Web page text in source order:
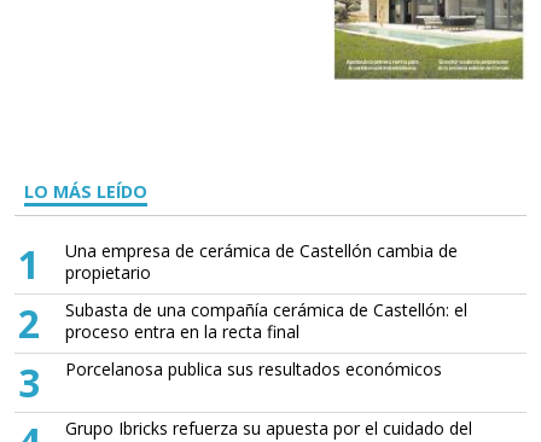
LO MÁS LEÍDO
1
Una empresa de cerámica de Castellón cambia de
propietario
2
Subasta de una compañía cerámica de Castellón: el
proceso entra en la recta final
3 Porcelanosa publica sus resultados económicos
Grupo Ibricks refuerza su apuesta por el cuidado del